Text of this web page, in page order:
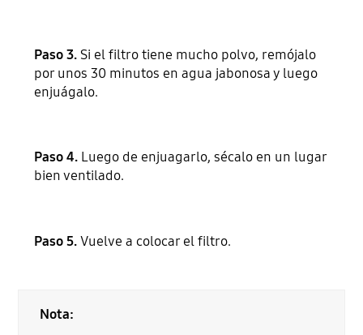
Paso 3. Si el filtro tiene mucho polvo, remójalo
por unos 30 minutos en agua jabonosa y luego
enjuágalo.
Paso 4. Luego de enjuagarlo, sécalo en un lugar
bien ventilado.
Paso 5.Vuelve a colocar el filtro.
Nota: